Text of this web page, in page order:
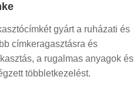
gyárt a ruházati és
címkeragasztásra és
a rugalmas anyagok és
többletkezelést.